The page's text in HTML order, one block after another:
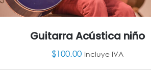
Guitarra Acústica niño
$100.00 Incluye IVA